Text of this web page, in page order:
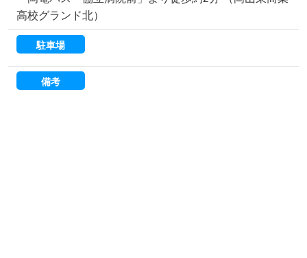
高校グランド北）
駐車場
備考